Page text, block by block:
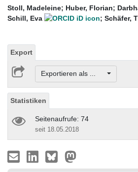
Stoll, Madeleine; Huber, Florian;
Schill, Eva
; Schäfer,
Export
Exportieren als ...
Statistiken
Seitenaufrufe: 74
seit 18.05.2018